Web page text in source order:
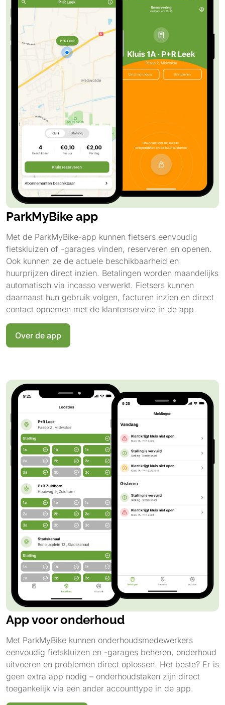
ParkMyBike app
Met de ParkMyBike-app kunnen fietsers eenvoudig
fietskluizen of -garages vinden, reserveren en openen.
Ook kunnen ze de actuele beschikbaarheid en
huurprijzen direct inzien. Betalingen worden maandelijks
automatisch via incasso verwerkt. Fietsers kunnen
daarnaast hun gebruik volgen, facturen inzien en direct
contact opnemen met de klantenservice in de app.
Over de app
App voor onderhoud
Met ParkMyBike kunnen onderhoudsmedewerkers
eenvoudig fietskluizen en -garages beheren, onderhoud
uitvoeren en problemen direct oplossen. Het beste? Er is
geen extra app nodig – onderhoudstaken zijn direct
toegankelijk via een ander accounttype in de app.